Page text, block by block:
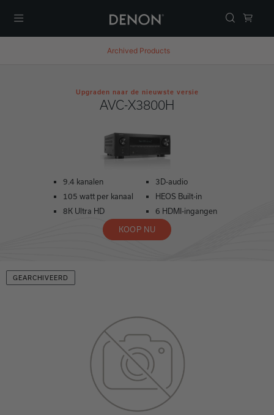
Archived Products
Upgraden naar de nieuwste versie
AVC-X3800H
9.4 kanalen
105 watt per kanaal
8K Ultra HD
3D-audio
HEOS Built-in
6 HDMI-ingangen
KOOP NU
GEARCHIVEERD